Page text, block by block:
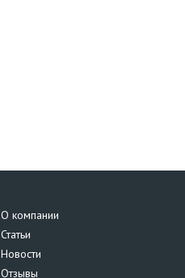
О компании
Статьи
Новости
Отзывы